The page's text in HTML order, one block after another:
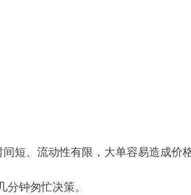
短、流动性有限，大单容易造成价
钟匆忙决策。